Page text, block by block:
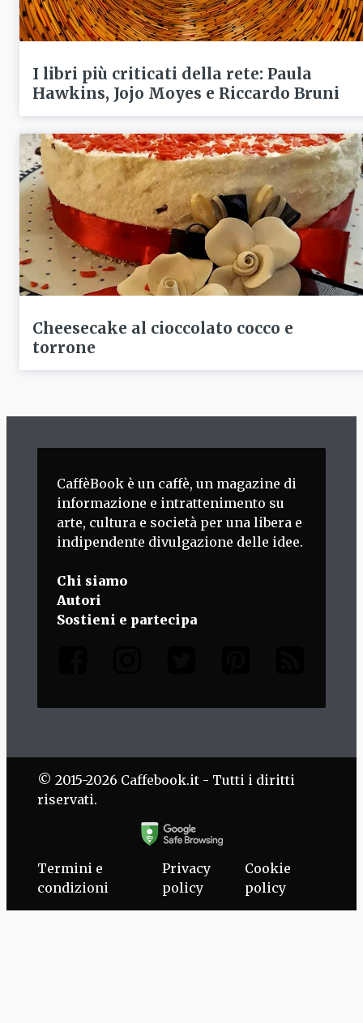
I libri più criticati della rete: Paula
Hawkins, Jojo Moyes e Riccardo Bruni
Cheesecake al cioccolato cocco e
torrone
CaffèBook è un caffè, un magazine di
informazione e intrattenimento su
arte, cultura e società per una libera e
indipendente divulgazione delle idee.
Chi siamo
Autori
Sostieni e partecipa
© 2015-2026 Caffebook.it - Tutti i diritti
riservati.
Termini e
condizioni
Privacy
policy
Cookie
policy